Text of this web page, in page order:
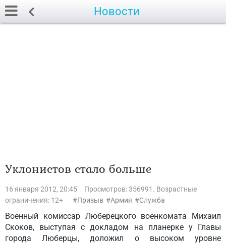
Новости
Уклонистов стало больше
16 января 2012, 20:45
Просмотров: 356991. Возрастные
ограничения: 12+
Призыв Армия Служба
Военный комиссар Люберецкого военкомата Михаил
Скоков, выступая с докладом на планерке у Главы
города Люберцы, доложил о высоком уровне